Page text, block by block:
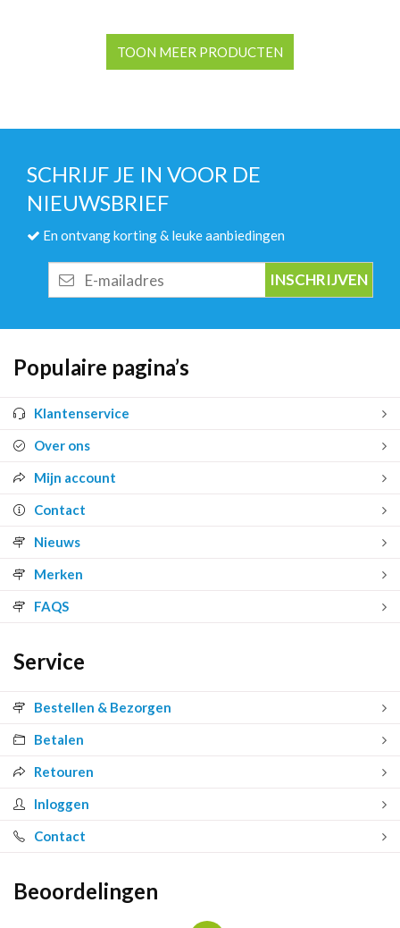
TOON MEER PRODUCTEN
SCHRIJF JE IN VOOR DE
NIEUWSBRIEF
En ontvang korting & leuke aanbiedingen
mailadres
Populaire pagina’s
Klantenservice
Over ons
Mijn account
Contact
Nieuws
Merken
FAQS
Service
Bestellen & Bezorgen
Betalen
Retouren
Inloggen
Contact
Beoordelingen